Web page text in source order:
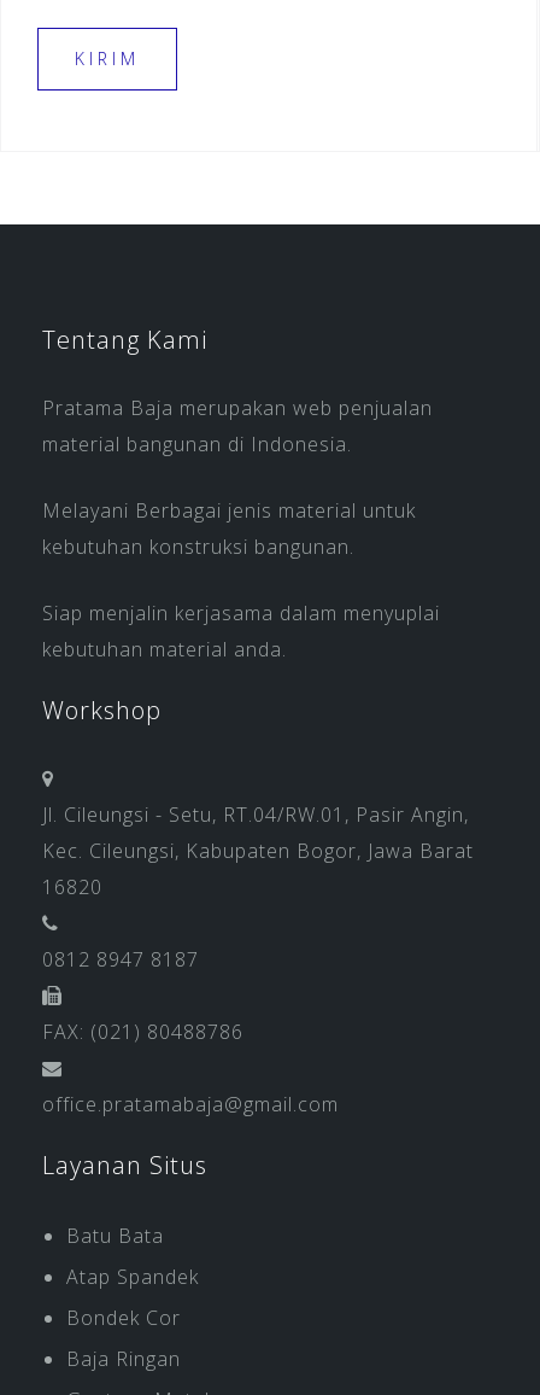
Tentang Kami
Pratama Baja merupakan web penjualan
material bangunan di Indonesia.
Melayani Berbagai jenis material untuk
kebutuhan konstruksi bangunan.
Siap menjalin kerjasama dalam menyuplai
kebutuhan material anda.
Workshop
Jl. Cileungsi - Setu, RT.04/RW.01, Pasir Angin,
Kec. Cileungsi, Kabupaten Bogor, Jawa Barat
16820
0812 8947 8187
FAX: (021) 80488786
office.pratamabaja@gmail.com
Layanan Situs
Batu Bata
Atap Spandek
Bondek Cor
Baja Ringan